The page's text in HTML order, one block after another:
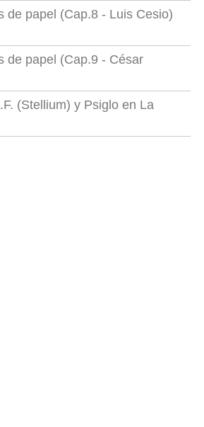
de papel (Cap.8 - Luis Cesio)
de papel (Cap.9 - César
(Stellium) y Psiglo en La